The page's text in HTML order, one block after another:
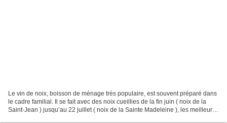
Le vin de noix, boisson de ménage très populaire, est souvent préparé dans
le cadre familial. Il se fait avec des noix cueillies de la fin juin ( noix de la
Saint-Jean ) jusqu’au 22 juillet ( noix de la Sainte Madeleine ), les meilleures